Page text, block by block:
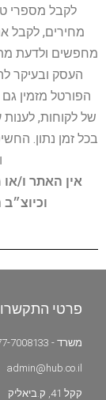
לקבל מספרי
מחירים, לקבל
מחפשים ולדעת
העסק ובעיקר
הפורטל מזמין
של לקוחות,
בכל זמן נתון.
אין האתר ו/
פרטי
משרד - 077-7008133
admin@hub.co.il
קקל 41, ק.ביאליק